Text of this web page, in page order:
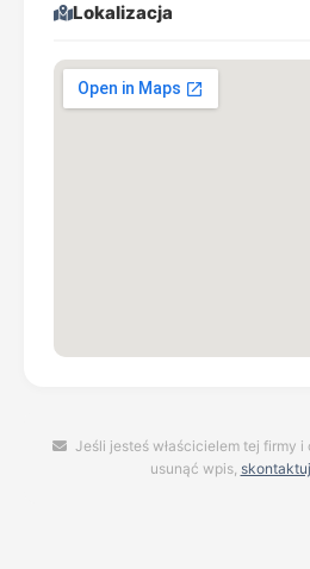
Lokalizacja
Jeśli jesteś właścicielem tej firmy
usunąć wpis,